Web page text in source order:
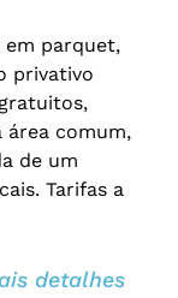
em parquet,
privativo
área comum,
de um
Tarifas a
detalhes